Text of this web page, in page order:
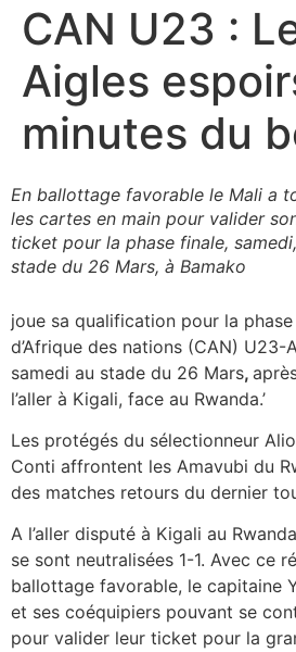
CAN U23 :
Aigles
minutes du
En ballottage favorable le Mali a
les cartes en main pour valider
ticket pour la phase finale,
stade du 26 Mars, à Bamako
joue sa qualification pour la
d’Afrique des nations (CAN) U23-
samedi au stade du 26 Mars,
l’aller à Kigali, face au Rwanda.’
Les protégés du sélectionneur
Conti affrontent les Amavubi du
des matches retours du dernier
A l’aller disputé à Kigali au
se sont neutralisées 1-1. Avec ce
ballottage favorable, le capitaine
et ses coéquipiers pouvant se
pour valider leur ticket pour la